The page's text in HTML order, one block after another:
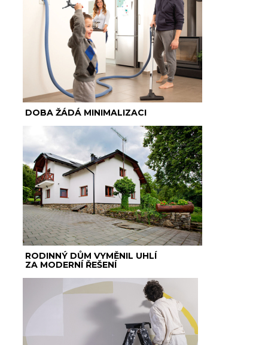
DOBA ŽÁDÁ MINIMALIZACI
RODINNÝ DŮM VYMĚNIL UHLÍ
ZA MODERNÍ ŘEŠENÍ